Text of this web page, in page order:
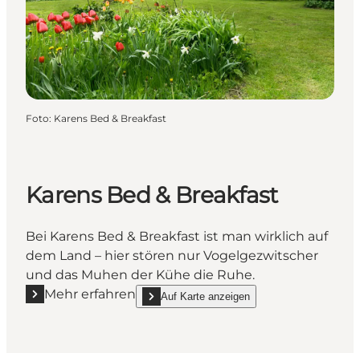
Foto: Karens Bed & Breakfast
Karens Bed & Breakfast
Bei Karens Bed & Breakfast ist man wirklich auf
dem Land – hier stören nur Vogelgezwitscher
und das Muhen der Kühe die Ruhe.
Mehr erfahren
Mehr erfahren "Karens Bed & Breakfast"
Auf Karte anzeigen
show Karens Bed & Breakfast on_map